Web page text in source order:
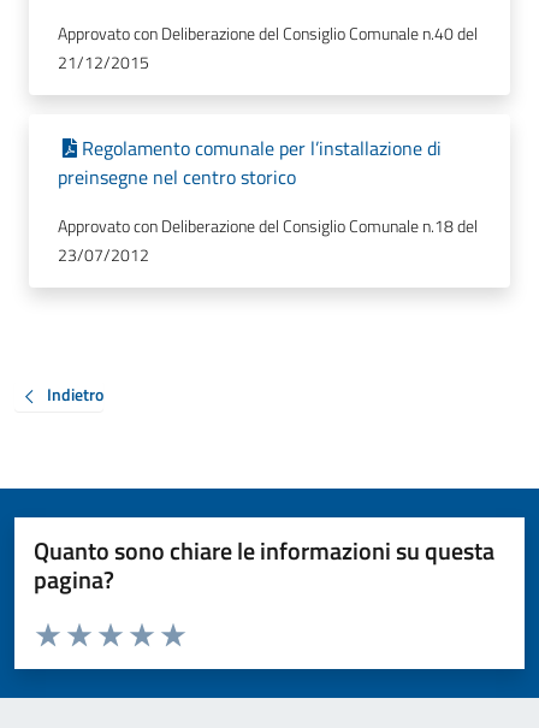
Approvato con Deliberazione del Consiglio Comunale n.40 del
21/12/2015
Regolamento comunale per l’installazione di
preinsegne nel centro storico
Approvato con Deliberazione del Consiglio Comunale n.18 del
23/07/2012
Indietro
Quanto sono chiare le informazioni su questa
pagina?
Valuta da 1 a 5 stelle la pagina
Valuta 5 stelle su 5
Valuta 4 stelle su 5
Valuta 3 stelle su 5
Valuta 2 stelle su 5
Valuta 1 stelle su 5